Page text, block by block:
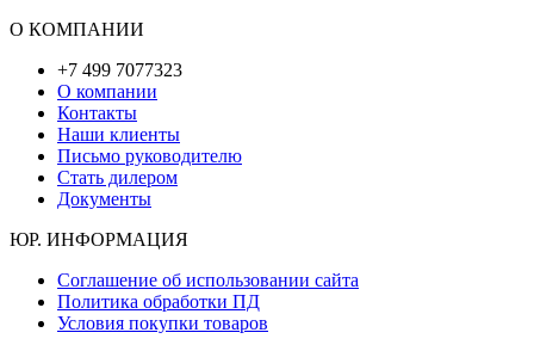
О КОМПАНИИ
+7 499 7077323
О компании
Контакты
Наши клиенты
Письмо руководителю
Стать дилером
Документы
ЮР. ИНФОРМАЦИЯ
Соглашение об использовании сайта
Политика обработки ПД
Условия покупки товаров